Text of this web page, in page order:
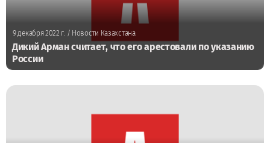
9 декабря 2022 г./ Новости Казахстана
Дикий Арман считает, что его арестовали по указанию
России